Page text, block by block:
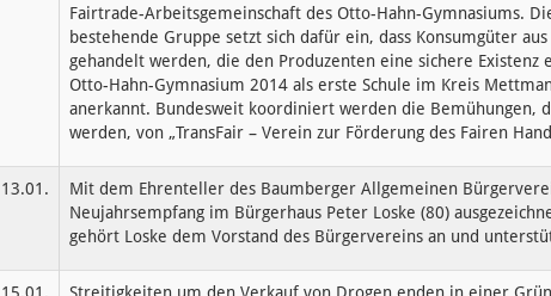
Fairtrade-Arbeitsgemeinschaft des Otto-Hahn-Gymnasiums.
bestehende Gruppe setzt sich dafür ein, dass Konsumgüter
gehandelt werden, die den Produzenten eine sichere Existenz
Otto-Hahn-Gymnasium 2014 als erste Schule im Kreis
anerkannt. Bundesweit koordiniert werden die Bemühungen,
werden, von „TransFair – Verein zur Förderung des Fairen
13.01.
Mit dem Ehrenteller des Baumberger Allgemeinen
Neujahrsempfang im Bürgerhaus Peter Loske (80)
gehört Loske dem Vorstand des Bürgervereins an und
15.01.
Streitigkeiten um den Verkauf von Drogen enden in einer